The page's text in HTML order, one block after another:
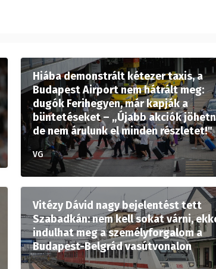
Hiába demonstrált kétezer taxis, a
Budapest Airport nem hátrált meg:
dugók Ferihegyen, már kapják a
büntetéseket – „Újabb akciók
de nem árulunk el minden részletet!"
VG
Vitézy Dávid nagy bejelentést tett
Szabadkán: nem kell sokat várni,
indulhat meg a személyforgalom a
Budapest-Belgrád vasútvonalon